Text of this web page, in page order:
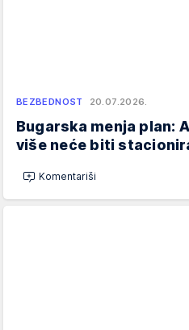
BEZBEDNOST 20.07.2026.
Bugarska menja plan:
više neće biti
Komentariši